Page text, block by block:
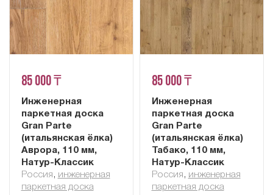
85 000 ₸
Инженерная
паркетная доска
Gran Parte
(итальянская ёлка)
Аврора, 110 мм,
Натур-Классик
Россия , инженерная
паркетная доска
85 000 ₸
Инженерная
паркетная доска
Gran Parte
(итальянская ёлка)
Табако, 110 мм,
Натур-Классик
Россия , инженерная
паркетная доска